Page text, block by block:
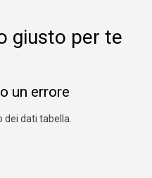
giusto per te
un errore
dei dati tabella.